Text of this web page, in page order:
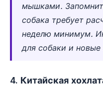
мышками.
собака требует
неделю минимум.
для собаки и новые
4. Китайская